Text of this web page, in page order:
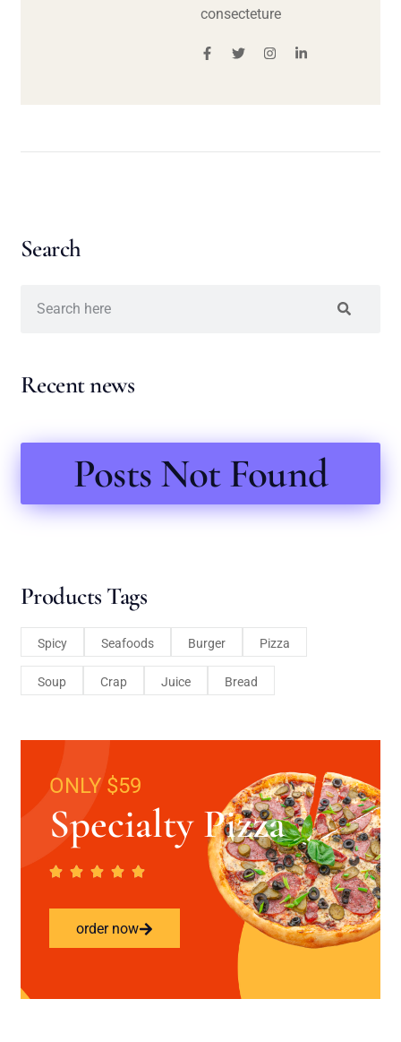
consecteture
Search
Recent news
Posts Not Found
Products Tags
Spicy Seafoods Burger Pizza
Soup Crap Juice Bread
ONLY $59
Specialty Pizza
order now